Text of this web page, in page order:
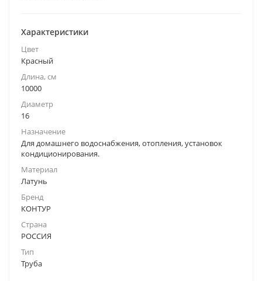
Характеристики
Цвет
Красный
Длина, см
10000
Диаметр
16
Назначение
Для домашнего водоснабжения, отопления, установок
кондиционирования.
Материал
Латунь
Бренд
КОНТУР
Страна
РОССИЯ
Тип
Труба